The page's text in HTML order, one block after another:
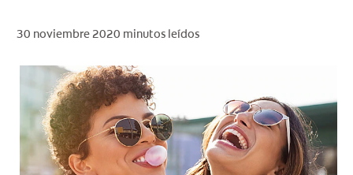
CUPONES
DO (ES)
30 noviembre 2020 minutos leídos